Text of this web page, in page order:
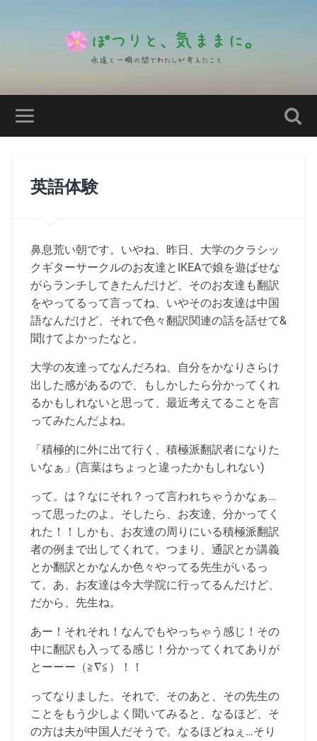
英語体験
鼻息荒い朝です。いやね、昨日、大学のクラシッ
クギターサークルのお友達とIKEAで娘を遊ばせな
がらランチしてきたんだけど、そのお友達も翻訳
をやってるって言ってね、いやそのお友達は中国
語なんだけど、それで色々翻訳関連の話を話せて&
聞けてよかったなと。
大学の友達ってなんだろね、自分をかなりさらけ
出した感があるので、もしかしたら分かってくれ
るかもしれないと思って、最近考えてることを言
ってみたんだよね。
「積極的に外に出て行く、積極派翻訳者になりた
いなぁ」(言葉はちょっと違ったかもしれない)
って。は？なにそれ？って言われちゃうかなぁ…
って思ったのよ。そしたら、お友達、分かってく
れた！！しかも、お友達の周りにいる積極派翻訳
者の例まで出してくれて。つまり、通訳とか講義
とか翻訳とかなんか色々やってる先生がいるっ
て。あ、お友達は今大学院に行ってるんだけど、
だから、先生ね。
あー！それそれ！なんでもやっちゃう感じ！その
中に翻訳も入ってる感じ！分かってくれてありが
とーーー（≧∇≦）！！
ってなりました。それで、そのあと、その先生の
ことをもう少しよく聞いてみると、なるほど、そ
の方は夫が中国人だそうで。なるほどねぇ…そり